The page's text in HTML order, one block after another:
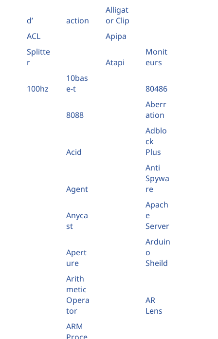
d’ action
Alligat
or Clip
ACL
Apipa
Splitte
r
Atapi
Monit
eurs
100hz
10bas
e-t
80486
8088
Aberr
ation
Acid
Adblo
ck
Plus
Agent
Anti
Spywa
re
Anyca
st
Apach
e
Server
Apert
ure
Arduin
o
Sheild
Arith
metic
Opera
tor
AR
Lens
ARM